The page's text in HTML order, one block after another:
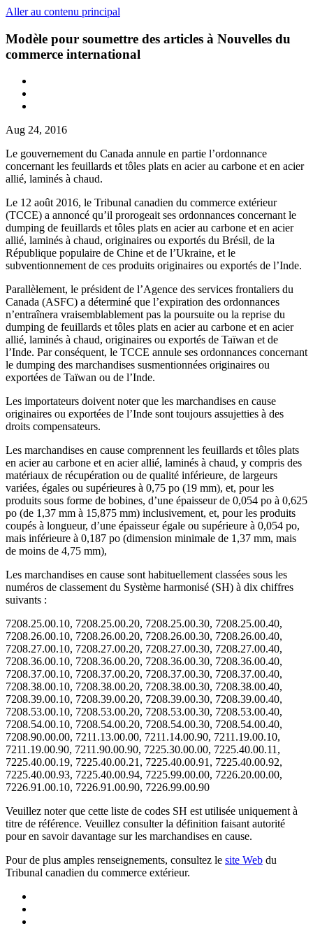
Aller au contenu principal
Modèle pour soumettre des articles à Nouvelles du
commerce international
Aug 24, 2016
Le gouvernement du Canada annule en partie l’ordonnance
concernant les feuillards et tôles plats en acier au carbone et en acier
allié, laminés à chaud.
Le 12 août 2016, le Tribunal canadien du commerce extérieur
(TCCE) a annoncé qu’il prorogeait ses ordonnances concernant le
dumping de feuillards et tôles plats en acier au carbone et en acier
allié, laminés à chaud, originaires ou exportés du Brésil, de la
République populaire de Chine et de l’Ukraine, et le
subventionnement de ces produits originaires ou exportés de l’Inde.
Parallèlement, le président de l’Agence des services frontaliers du
Canada (ASFC) a déterminé que l’expiration des ordonnances
n’entraînera vraisemblablement pas la poursuite ou la reprise du
dumping de feuillards et tôles plats en acier au carbone et en acier
allié, laminés à chaud, originaires ou exportés de Taïwan et de
l’Inde. Par conséquent, le TCCE annule ses ordonnances concernant
le dumping des marchandises susmentionnées originaires ou
exportées de Taïwan ou de l’Inde.
Les importateurs doivent noter que les marchandises en cause
originaires ou exportées de l’Inde sont toujours assujetties à des
droits compensateurs.
Les marchandises en cause comprennent les feuillards et tôles plats
en acier au carbone et en acier allié, laminés à chaud, y compris des
matériaux de récupération ou de qualité inférieure, de largeurs
variées, égales ou supérieures à 0,75 po (19 mm), et, pour les
produits sous forme de bobines, d’une épaisseur de 0,054 po à 0,625
po (de 1,37 mm à 15,875 mm) inclusivement, et, pour les produits
coupés à longueur, d’une épaisseur égale ou supérieure à 0,054 po,
mais inférieure à 0,187 po (dimension minimale de 1,37 mm, mais
de moins de 4,75 mm),
Les marchandises en cause sont habituellement classées sous les
numéros de classement du Système harmonisé (SH) à dix chiffres
suivants :
7208.25.00.10, 7208.25.00.20, 7208.25.00.30, 7208.25.00.40,
7208.26.00.10, 7208.26.00.20, 7208.26.00.30, 7208.26.00.40,
7208.27.00.10, 7208.27.00.20, 7208.27.00.30, 7208.27.00.40,
7208.36.00.10, 7208.36.00.20, 7208.36.00.30, 7208.36.00.40,
7208.37.00.10, 7208.37.00.20, 7208.37.00.30, 7208.37.00.40,
7208.38.00.10, 7208.38.00.20, 7208.38.00.30, 7208.38.00.40,
7208.39.00.10, 7208.39.00.20, 7208.39.00.30, 7208.39.00.40,
7208.53.00.10, 7208.53.00.20, 7208.53.00.30, 7208.53.00.40,
7208.54.00.10, 7208.54.00.20, 7208.54.00.30, 7208.54.00.40,
7208.90.00.00, 7211.13.00.00, 7211.14.00.90, 7211.19.00.10,
7211.19.00.90, 7211.90.00.90, 7225.30.00.00, 7225.40.00.11,
7225.40.00.19, 7225.40.00.21, 7225.40.00.91, 7225.40.00.92,
7225.40.00.93, 7225.40.00.94, 7225.99.00.00, 7226.20.00.00,
7226.91.00.10, 7226.91.00.90, 7226.99.00.90
Veuillez noter que cette liste de codes SH est utilisée uniquement à
titre de référence. Veuillez consulter la définition faisant autorité
pour en savoir davantage sur les marchandises en cause.
Pour de plus amples renseignements, consultez le site Web du
Tribunal canadien du commerce extérieur.